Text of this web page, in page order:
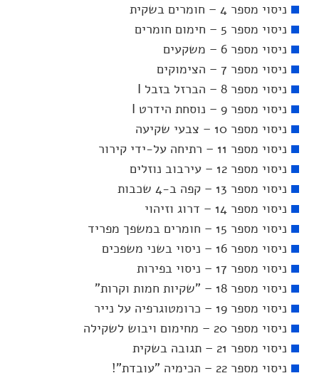
ניסוי מספר 4 – חומרים בשקית
ניסוי מספר 5 – חימום חומרים
ניסוי מספר 6 – משקעים
ניסוי מספר 7 – הצימוקים
ניסוי מספר 8 – הברזל בזבל I
ניסוי מספר 9 – נוסחת הידרט I
ניסוי מספר 10 – צבעי שקיעה
ניסוי מספר 11 – רתיחה על-ידי קירור
ניסוי מספר 12 – עירבוב נוזלים
ניסוי מספר 13 – קפה ב-4 שכבות
ניסוי מספר 14 – דרוג וזיהוי
ניסוי מספר 15 – חומרים במשפך מפריד
ניסוי מספר 16 – ניסוי בשני משפכים
ניסוי מספר 17 – ניסוי בפירות
ניסוי מספר 18 – "שקיות חמות וקרות"
ניסוי מספר 19 – כרומטוגרפיה על נייר
ניסוי מספר 20 – מחימום ויבוש לשקילה
ניסוי מספר 21 – תגובה בשקית
ניסוי מספר 22 – הכימיה "עובדת"!